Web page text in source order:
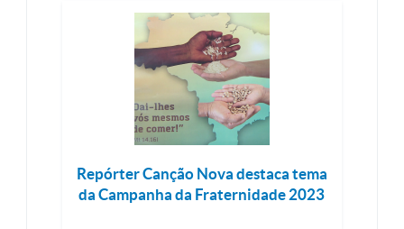
Repórter Canção Nova destaca tema
da Campanha da Fraternidade 2023